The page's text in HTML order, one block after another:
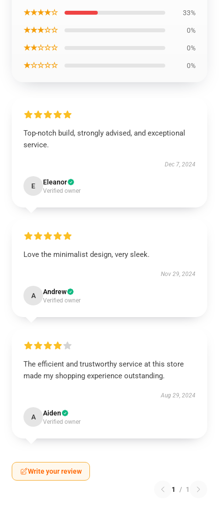
★★★★☆ 33%
★★★☆☆ 0%
★★☆☆☆ 0%
★☆☆☆☆ 0%
Top-notch build, strongly advised, and exceptional
service.
Dec 7, 2024
E Eleanor
Verified owner
Love the minimalist design, very sleek.
Nov 29, 2024
A Andrew
Verified owner
The efficient and trustworthy service at this store
made my shopping experience outstanding.
Aug 29, 2024
A Aiden
Verified owner
Write your review
1 / 1